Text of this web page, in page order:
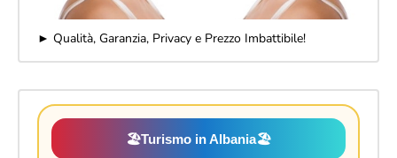
► Qualità, Garanzia, Privacy e Prezzo Imbattibile!
🏖️Turismo in Albania🏖️